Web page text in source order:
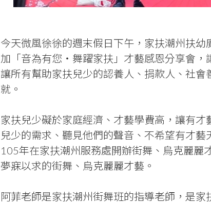
今天微風徐徐的週末假日下午，家扶潮州扶
加「音為有您・舞躍家扶」才藝感恩分享會
讓所有幫助家扶兒少的認養人、捐款人、社
就。
家扶兒少礙於家庭經濟、才藝學費高，讓有
兒少的需求、聽見他們的聲音、不希望有才
105年在家扶潮州服務處開辦街舞、烏克麗
夢寐以求的街舞、烏克麗麗才藝。
阿菲老師是家扶潮州街舞班的指導老師，是